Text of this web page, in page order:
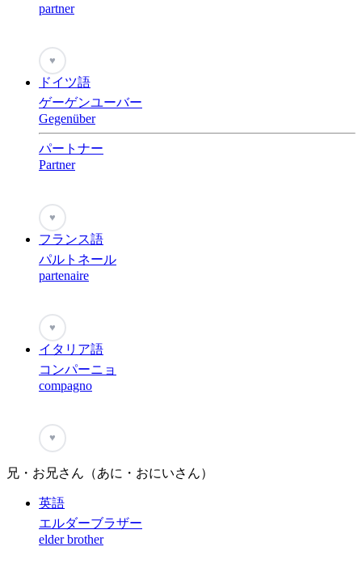
partner
♥
ドイツ語
ゲーゲンユーバー
Gegenüber
パートナー
Partner
♥
フランス語
パルトネール
partenaire
♥
イタリア語
コンパーニョ
compagno
♥
兄・お兄さん（あに・おにいさん）
英語
エルダーブラザー
elder brother